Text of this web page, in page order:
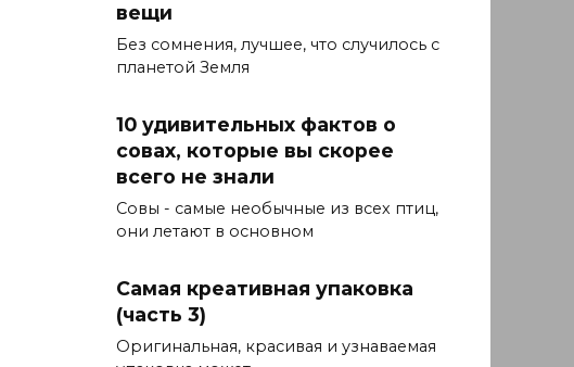
вещи
Без сомнения, лучшее, что случилось с
планетой Земля
10 удивительных фактов о
совах, которые вы скорее
всего не знали
Совы - самые необычные из всех птиц,
они летают в основном
Самая креативная упаковка
(часть 3)
Оригинальная, красивая и узнаваемая